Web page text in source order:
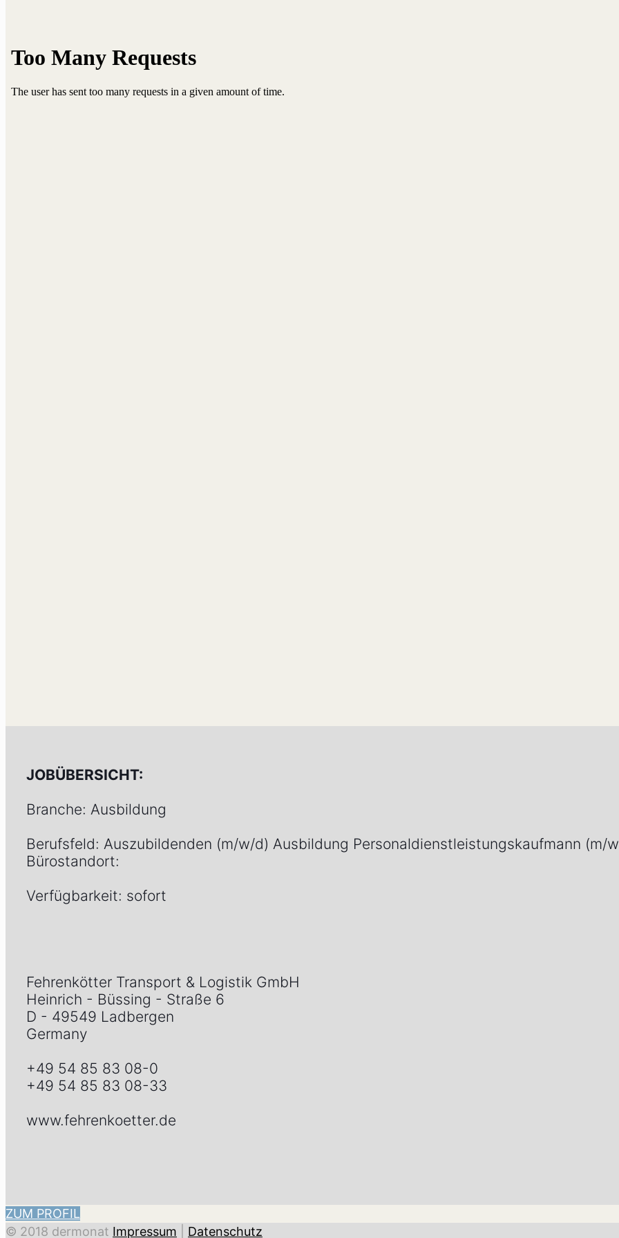
JOBÜBERSICHT:
Branche: Ausbildung
Berufsfeld: Auszubildenden (m/w/d) Ausbildung Personaldienstleistungskaufmann (m/
Bürostandort:
Verfügbarkeit: sofort
​Fehrenkötter Transport & Logistik GmbH
Heinrich - Büssing - Straße 6
D - 49549 Ladbergen
Germany
+49 54 85 83 08-0
+49 54 85 83 08-33
www.fehrenkoetter.de
ZUM PROFIL
© 2018 dermonat Impressum Datenschutz